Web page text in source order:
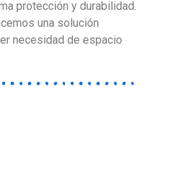
protección y durabilidad.
una solución
necesidad de espacio